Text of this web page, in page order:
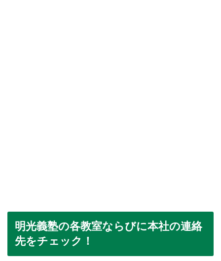
明光義塾の各教室ならびに本社の連絡
先をチェック！